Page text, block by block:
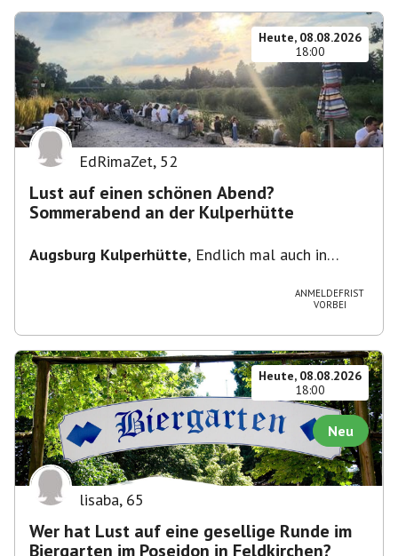
Heute, 08.08.2026
18:00
EdRimaZet, 52
Lust auf einen schönen Abend?
Sommerabend an der Kulperhütte
Augsburg Kulperhütte, Endlich mal auch in
ANMELDEFRIST
VORBEI
Heute, 08.08.2026
18:00
Neu
lisaba, 65
Wer hat Lust auf eine gesellige Runde im
Biergarten im Poseidon in Feldkirchen?